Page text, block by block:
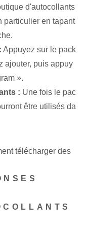
d'autocollants
particulier en tapant
Appuyez sur le pack
ajouter, puis appuy
».
: Une fois le pac
être utilisés da
télécharger des